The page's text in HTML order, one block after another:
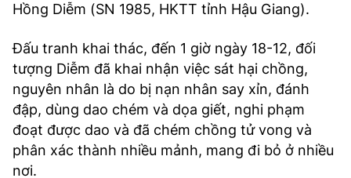
Hồng Diễm (SN 1985, HKTT tỉnh Hậu Giang).
Đấu tranh khai thác, đến 1 giờ ngày 18-12, đối
tượng Diễm đã khai nhận việc sát hại chồng,
nguyên nhân là do bị nạn nhân say xỉn, đánh
đập, dùng dao chém và dọa giết, nghi phạm
đoạt được dao và đã chém chồng tử vong và
phân xác thành nhiều mảnh, mang đi bỏ ở nhiều
nơi.